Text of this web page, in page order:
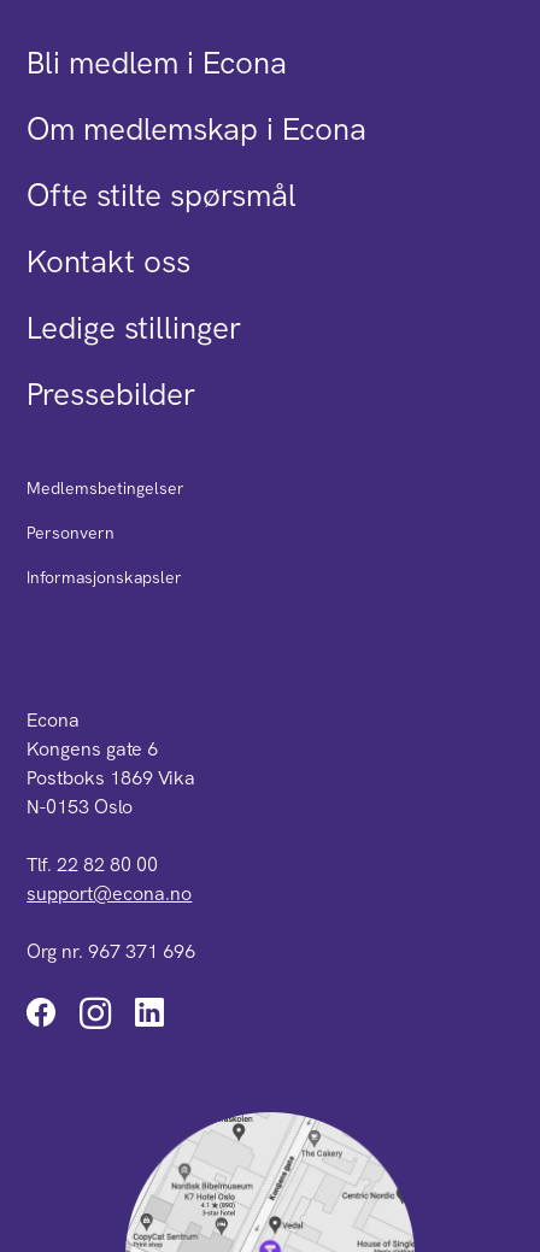
Bli medlem i Econa
Om medlemskap i Econa
Ofte stilte spørsmål
Kontakt oss
Ledige stillinger
Pressebilder
Medlemsbetingelser
Personvern
Informasjonskapsler
Econa
Kongens gate 6
Postboks 1869 Vika
N-0153 Oslo
Tlf. 22 82 80 00
support@econa.no
Org nr. 967 371 696
Instagram